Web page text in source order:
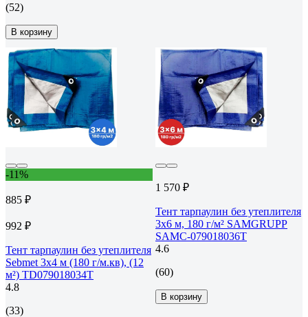
(52)
В корзину
-11%
885 ₽
992 ₽
Тент тарпаулин без утеплителя
Sebmet 3x4 м (180 г/м.кв), (12
м²) TD079018034Т
4.8
(33)
1 570 ₽
Тент тарпаулин без утеплителя
3x6 м, 180 г/м² SAMGRUPP
SAMC-079018036Т
4.6
(60)
В корзину